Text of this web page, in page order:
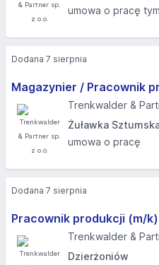
umowa o pracę
Magazynier / Pracownik
Trenkwalder &
Żuławka
umowa o pracę
Dodana 7 sierpnia
Pracownik produkcji (m/k)
Trenkwalder &
Dzierżoniów
Dodana 7 sierpnia